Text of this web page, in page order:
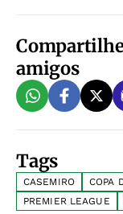
amigos
Tags
CASEMIRO COPA
PREMIER LEAGUE